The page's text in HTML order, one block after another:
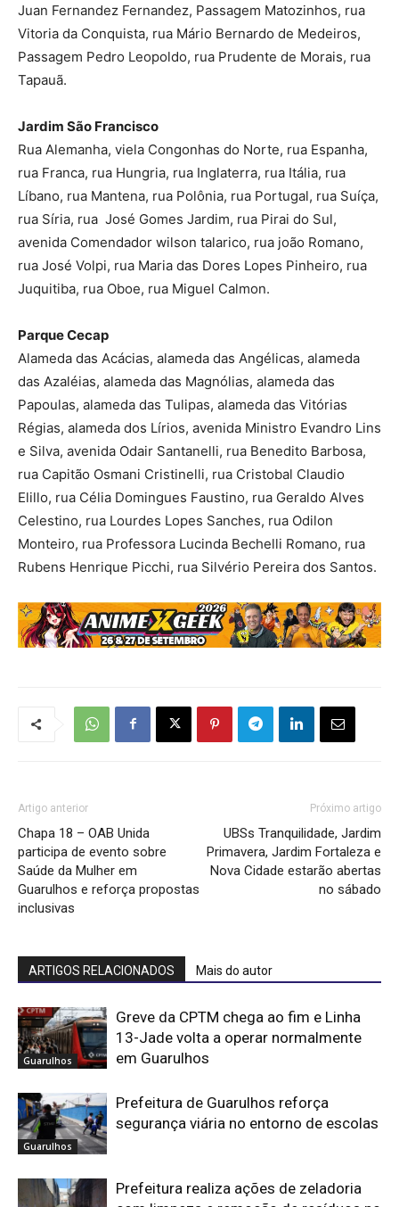
Juan Fernandez Fernandez, Passagem Matozinhos, rua
Vitoria da Conquista, rua Mário Bernardo de Medeiros,
Passagem Pedro Leopoldo, rua Prudente de Morais, rua
Tapauã.
Jardim São Francisco
Rua Alemanha, viela Congonhas do Norte, rua Espanha,
rua Franca, rua Hungria, rua Inglaterra, rua Itália, rua
Líbano, rua Mantena, rua Polônia, rua Portugal, rua Suíça,
rua Síria, rua José Gomes Jardim, rua Pirai do Sul,
avenida Comendador wilson talarico, rua joão Romano,
rua José Volpi, rua Maria das Dores Lopes Pinheiro, rua
Juquitiba, rua Oboe, rua Miguel Calmon.
Parque Cecap
Alameda das Acácias, alameda das Angélicas, alameda
das Azaléias, alameda das Magnólias, alameda das
Papoulas, alameda das Tulipas, alameda das Vitórias
Régias, alameda dos Lírios, avenida Ministro Evandro Lins
e Silva, avenida Odair Santanelli, rua Benedito Barbosa,
rua Capitão Osmani Cristinelli, rua Cristobal Claudio
Elillo, rua Célia Domingues Faustino, rua Geraldo Alves
Celestino, rua Lourdes Lopes Sanches, rua Odilon
Monteiro, rua Professora Lucinda Bechelli Romano, rua
Rubens Henrique Picchi, rua Silvério Pereira dos Santos.
Artigo anterior
Chapa 18 – OAB Unida
participa de evento sobre
Saúde da Mulher em
Guarulhos e reforça propostas
inclusivas
Próximo artigo
UBSs Tranquilidade, Jardim
Primavera, Jardim Fortaleza e
Nova Cidade estarão abertas
no sábado
ARTIGOS RELACIONADOS Mais do autor
Guarulhos
Greve da CPTM chega ao fim e Linha
13-Jade volta a operar normalmente
em Guarulhos
Guarulhos
Prefeitura de Guarulhos reforça
segurança viária no entorno de escolas
Prefeitura realiza ações de zeladoria